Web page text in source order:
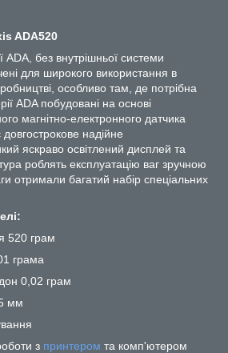
ADA520
ADA, без внутрішньої системи
для широкого використання в
особливо там, де потрібна
ADA побудовані на основі
магнітно-електронного датчика
надійне
яскраво освітлений дисплей та
роблять експлуатацію ваг зручною
отримали багатий набір спеціальних
520 грам
грама
0,02 грам
мм
з принтером та комп'ютером